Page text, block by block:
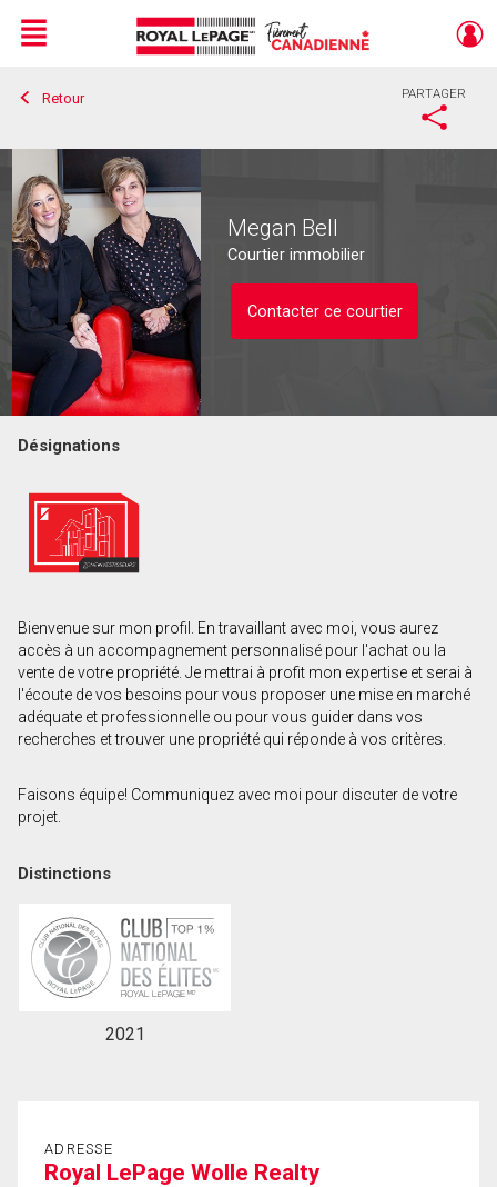
Live
En Direct
Menu
Retour PARTAGER
Megan Bell
Courtier immobilier
Contacter ce courtier
Prénom
et
Nom
Téléphone
(Optionnel)
Message
Désignations
Bienvenue sur mon profil. En travaillant avec moi, vous aurez
accès à un accompagnement personnalisé pour l'achat ou la
vente de votre propriété. Je mettrai à profit mon expertise et serai à
l'écoute de vos besoins pour vous proposer une mise en marché
adéquate et professionnelle ou pour vous guider dans vos
recherches et trouver une propriété qui réponde à vos critères.
Faisons équipe! Communiquez avec moi pour discuter de votre
projet.
Distinctions
2021
ADRESSE
Royal LePage Wolle Realty